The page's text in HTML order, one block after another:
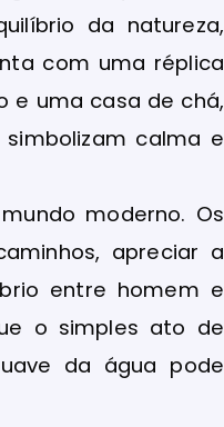
da natureza,
com uma réplica
e uma casa de chá,
calma e
moderno. Os
apreciar a
entre homem e
o simples ato de
da água pode